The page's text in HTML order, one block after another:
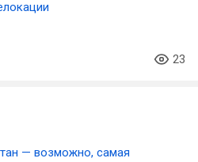
23
— возможно, самая